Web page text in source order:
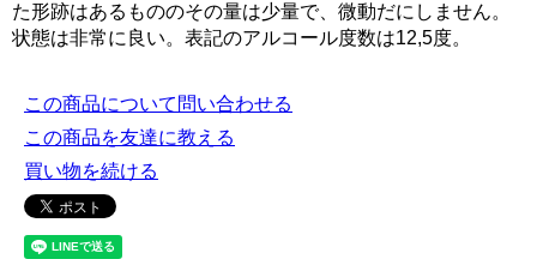
た形跡はあるもののその量は少量で、微動だにしません。
状態は非常に良い。表記のアルコール度数は12,5度。
この商品について問い合わせる
この商品を友達に教える
買い物を続ける